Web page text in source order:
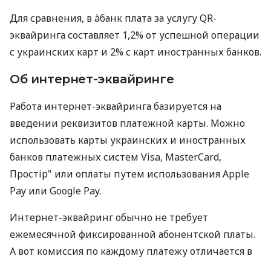
Для сравнения, в àбанк плата за услугу QR-
эквайринга составляет 1,2% от успешной операции
с украинских карт и 2% с карт иностранных банков.
Об интернет-эквайринге
Работа интернет-эквайринга базируется на
введении реквизитов платежной карты. Можно
использовать карты украинских и иностранных
банков платежных систем Visa, MasterCard,
Простір" или оплаты путем использования Apple
Pay или Google Pay.
Интернет-эквайринг обычно не требует
ежемесячной фиксированной абонентской платы.
А вот комиссия по каждому платежу отличается в